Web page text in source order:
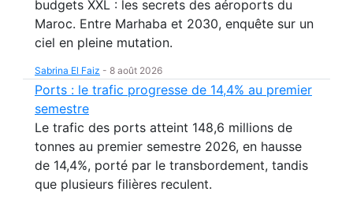
budgets XXL : les secrets des aéroports du
Maroc. Entre Marhaba et 2030, enquête sur un
ciel en pleine mutation.
Sabrina El Faiz - 8 août 2026
Ports : le trafic progresse de 14,4% au premier
semestre
Le trafic des ports atteint 148,6 millions de
tonnes au premier semestre 2026, en hausse
de 14,4%, porté par le transbordement, tandis
que plusieurs filières reculent.